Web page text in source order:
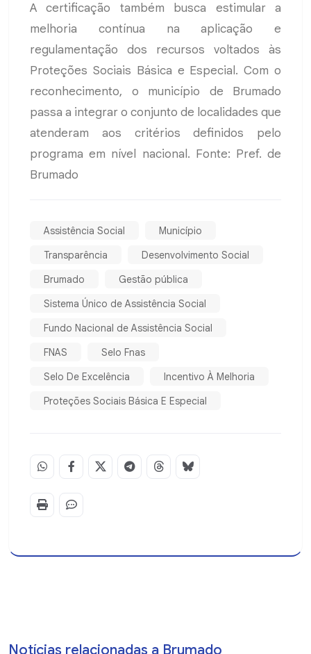
A certificação também busca estimular a
melhoria contínua na aplicação e
regulamentação dos recursos voltados às
Proteções Sociais Básica e Especial. Com o
reconhecimento, o município de Brumado
passa a integrar o conjunto de localidades que
atenderam aos critérios definidos pelo
programa em nível nacional. Fonte: Pref. de
Brumado
Assistência Social
Município
Transparência
Desenvolvimento Social
Brumado
Gestão pública
Sistema Único de Assistência Social
Fundo Nacional de Assistência Social
FNAS
Selo Fnas
Selo De Excelência
Incentivo À Melhoria
Proteções Sociais Básica E Especial
Notícias relacionadas a Brumado